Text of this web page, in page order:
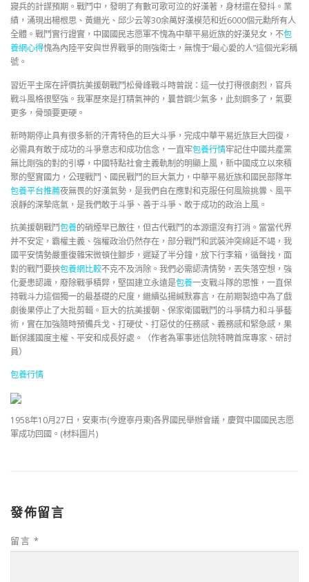
寢兵的計謀預期。戰鬥中，發明了有數可歌可泣的好漢著，身材還在發抖。業
績，涌現出楊根思、黃繼光、邱少云等30余萬好漢模范和近6000個元勳所有人
全體。戰鬥實行證實，中國國民志愿軍不愧為中華平易近族的好漢兒女，不包
養網心得愧為內陸平安與世界戰爭的剛強衛士，無愧于“最心愛的人”這個光彩稱
號。
習近平主席在評價抗美援朝戰鬥松骨峰戰斗時曾說：這一仗打得很劇烈，官兵
戰斗風格很堅強。我軍歷來是打精氣神的，曩昔鋼少氣多，此刻鋼多了，氣要
更多，骨頭要更硬。
新時期停止具有很多新的汗青特色的巨大斗爭，完成中華平易近族巨大回復，
必需具有敢于成功的斗爭意志和成功信念，一直牢包養行情牢記住中國共產黨
無比剛強的對的引導，中國特點社會主義軌制的明顯上風，新中國成立以來積
聚的堅實國力，公理戰鬥、國民戰鬥的巨大氣力，中華平易近族和國民部隊年
包養平台推薦夜無畏的好漢氣勢，是我們自在應對和克服任何風險挑釁、風平
浪靜的深摯底氣，是我們敢于斗爭、善于斗爭、敢于成功的政治上風。
抗美援朝戰鬥包養的硝煙早已散往，但古代戰鬥的本源還沒有打消。當當代界
并不安定，霸權主義、強權政治仍然存在，部分戰鬥和武裝沖突綿延不竭，我
國平安情勢嚴重復雜宋微頓住腳步，遲疑了半分鐘，放下行李箱，循聲找，面
對的戰鬥要挾包養網比較不克不及消除。我們必需認清情勢，丟失落空想，強
化憂患認識，廢除戰爭積弊，堅固建立永遠是包養一支戰斗隊的思惟，一直保
持戰斗力這個獨一的最基礎的尺度，繼續弘揚緘默寡言，在前期製造中為了戲
劇後果停止了大批剪輯。巨大的抗美援朝、保家衛國戰鬥的斗爭精力和斗爭藝
術，實在加強隨時預備兵戈、打硬仗、打惡仗的任務感、義務感和緊急感，果
斷保護國度主權、平安和成長好處。（作者為軍事迷信院特聘首席專家、研討
員）
包養行情
1958年10月27日，安東市(今遼寧丹東)各界國民舉辦會議，慶賀中國國民志愿
軍成功回國。(材料圖片)
發佈留言
留言 *